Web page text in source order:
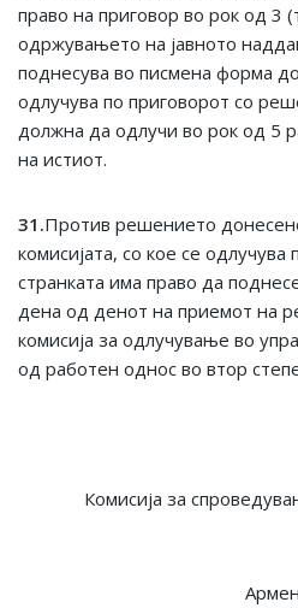
право на приговор во рок од 3
одржувањето на јавното
поднесува во писмена форма до
одлучува по приговорот со
должна да одлучи во рок од 5
на истиот.
31 .Против решението
комисијата, со кое се
странката има право да
дена од денот на приемот на
комисија за одлучување во
од работен однос во втор
Комисија за